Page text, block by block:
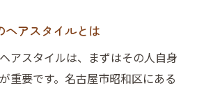
したスタイル選び
イルに合わせたヘアアレンジ
で見る髪型のトレンド
ヘアスタイルとは
アスタイルは、まずはその人自身
重要です。名古屋市昭和区にある